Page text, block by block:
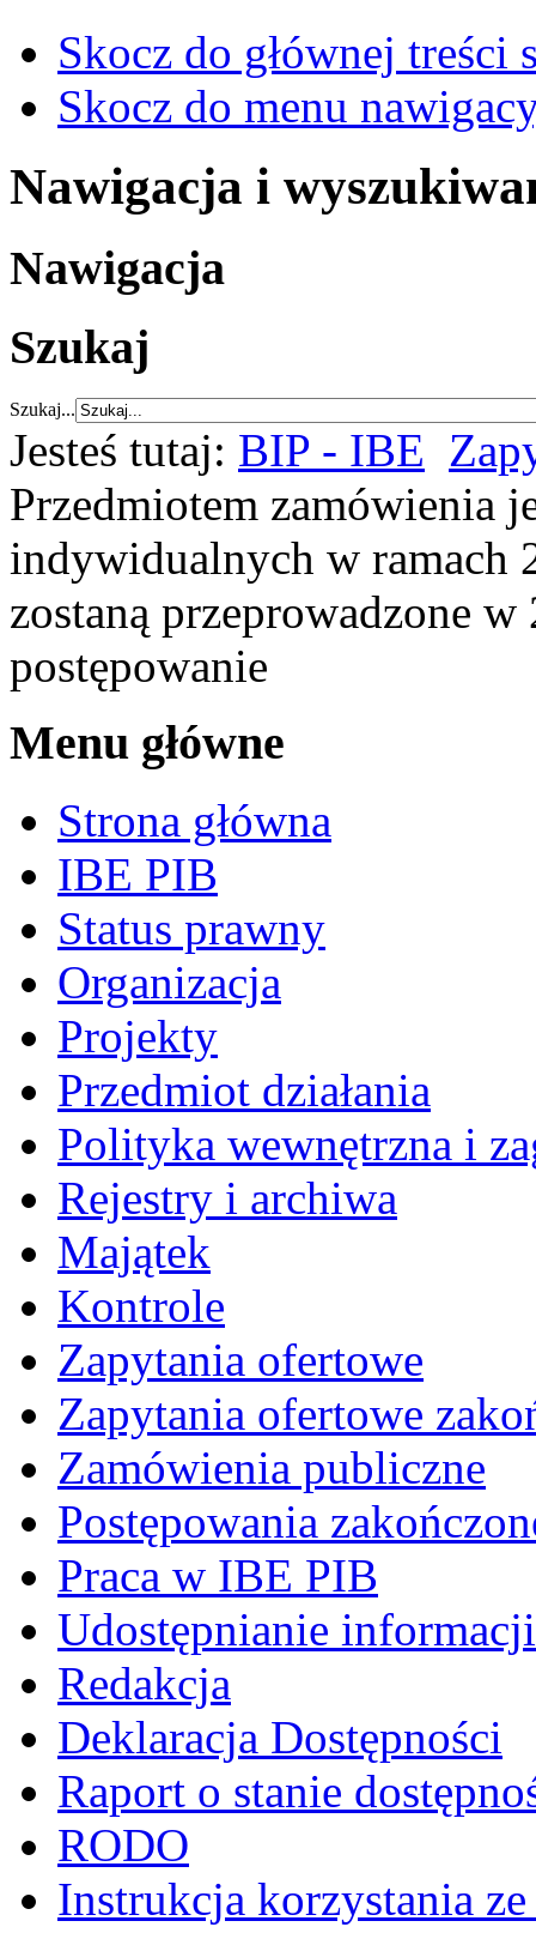
Skocz do głównej treści
Skocz do menu
Nawigacja i
Nawigacja
Szukaj
Szukaj...
Jesteś tutaj: BIP - IBE
Przedmiotem zamówienia
indywidualnych w ramach
zostaną przeprowadzone
postępowanie
Menu główne
Strona główna
IBE PIB
Status prawny
Organizacja
Projekty
Przedmiot działania
Polityka wewnętrzna i
Rejestry i archiwa
Majątek
Kontrole
Zapytania ofertowe
Zapytania ofertowe
Zamówienia publiczne
Postępowania
Praca w IBE PIB
Udostępnianie informacji
Redakcja
Deklaracja Dostępności
Raport o stanie
RODO
Instrukcja korzystania